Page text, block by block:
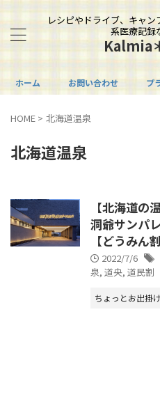
レシピやドライブ、キャ
系医療記録
Kalmia
ホーム お問い合わせ プ
HOME > 北海道温泉
北海道温泉
【北海道の
洞爺サンパ
【どうみん割
2022/7/6
泉, 道央, 道民割
ちょっとお出掛け